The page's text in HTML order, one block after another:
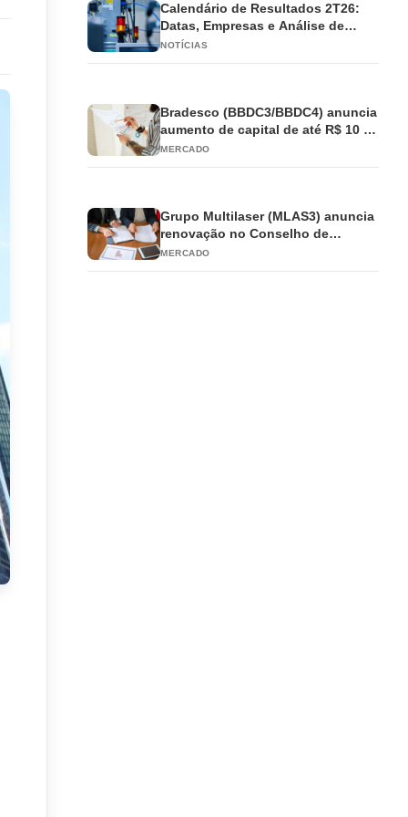
Calendário de Resultados 2T26:
Datas, Empresas e Análise de
Impacto
NOTÍCIAS
Bradesco (BBDC3/BBDC4) anuncia
aumento de capital de até R$ 10 bi
e antecipa JCP
MERCADO
Grupo Multilaser (MLAS3) anuncia
renovação no Conselho de
Administração
MERCADO